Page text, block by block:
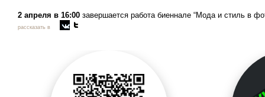
2 апреля в 16:00 завершается работа биеннале “Мода и стиль в
рассказать в